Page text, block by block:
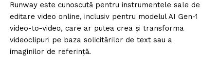
Runway este cunoscută pentru instrumentele sale de
editare video online, inclusiv pentru modelul AI Gen-1
video-to-video, care ar putea crea și transforma
videoclipuri pe baza solicitărilor de text sau a
imaginilor de referință.